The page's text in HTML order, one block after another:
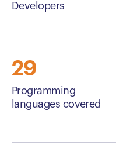
Developers
29
Programming
languages covered